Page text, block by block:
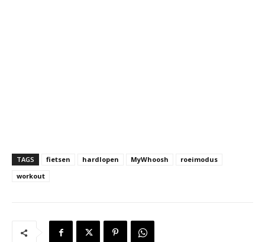
TAGS fietsen hardlopen MyWhoosh
roeimodus
workout